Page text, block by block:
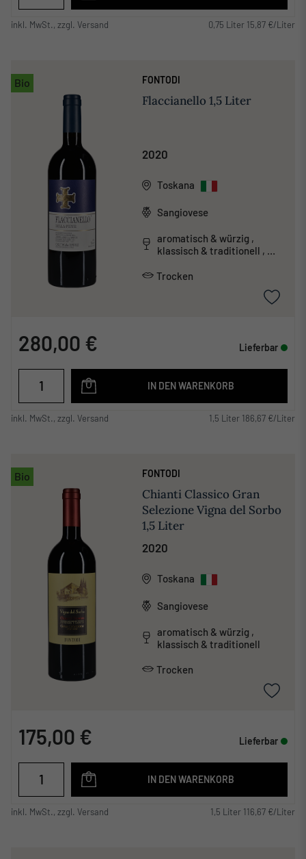
inkl. MwSt., zzgl. Versand 0,75 Liter 15,87 €/Liter
Bio FONTODI
Flaccianello 1,5 Liter
2020
Toskana
Sangiovese
aromatisch & würzig ,
klassisch & traditionell ,
schwer
Trocken
280,00 € Lieferbar
IN DEN WARENKORB
inkl. MwSt., zzgl. Versand 1,5 Liter 186,67 €/Liter
Bio FONTODI
Chianti Classico Gran
Selezione Vigna del Sorbo
1,5 Liter
2020
Toskana
Sangiovese
aromatisch & würzig ,
klassisch & traditionell
Trocken
175,00 € Lieferbar
IN DEN WARENKORB
inkl. MwSt., zzgl. Versand 1,5 Liter 116,67 €/Liter